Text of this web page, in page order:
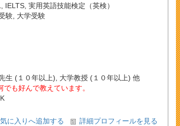
IELTS, 実用英語技能検定（英検）
験, 大学受験
生 (１０年以上), 大学教授 (１０年以上) 他
も好んで教えています。
に入りへ追加する 詳細プロフィールを見る